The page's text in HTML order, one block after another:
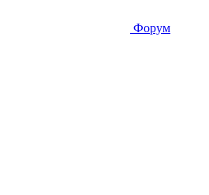
Форум